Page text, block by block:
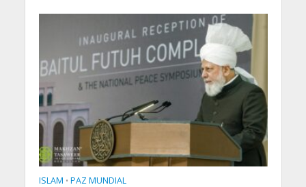
ISLAM • PAZ MUNDIAL